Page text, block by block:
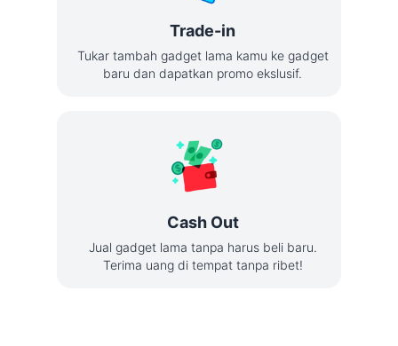
Trade-in
Tukar tambah gadget lama kamu ke gadget
baru dan dapatkan promo ekslusif.
Cash Out
Jual gadget lama tanpa harus beli baru.
Terima uang di tempat tanpa ribet!